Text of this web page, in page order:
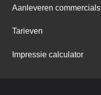
Aanleveren commercials
Tarieven
Impressie calculator